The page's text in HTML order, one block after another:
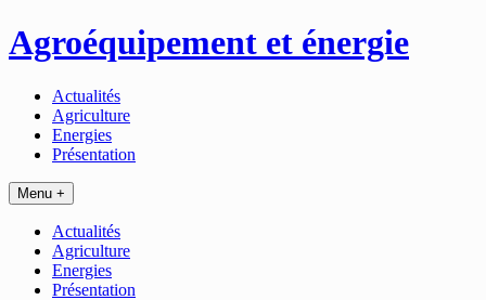
Passer
au
Agroéquipement et énergie
Actualités
Agriculture
Energies
Présentation
Menu +
Actualités
Agriculture
Energies
Présentation